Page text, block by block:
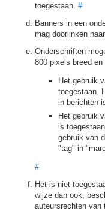
toegestaan. #
Banners in een
mag doorlinken
Onderschriften
800 pixels breed en
Het gebruik
toegestaan.
in berichten
Het gebruik
is
gebruik van
"tag" in
#
Het is niet
wijze dan ook,
auteursrechten van